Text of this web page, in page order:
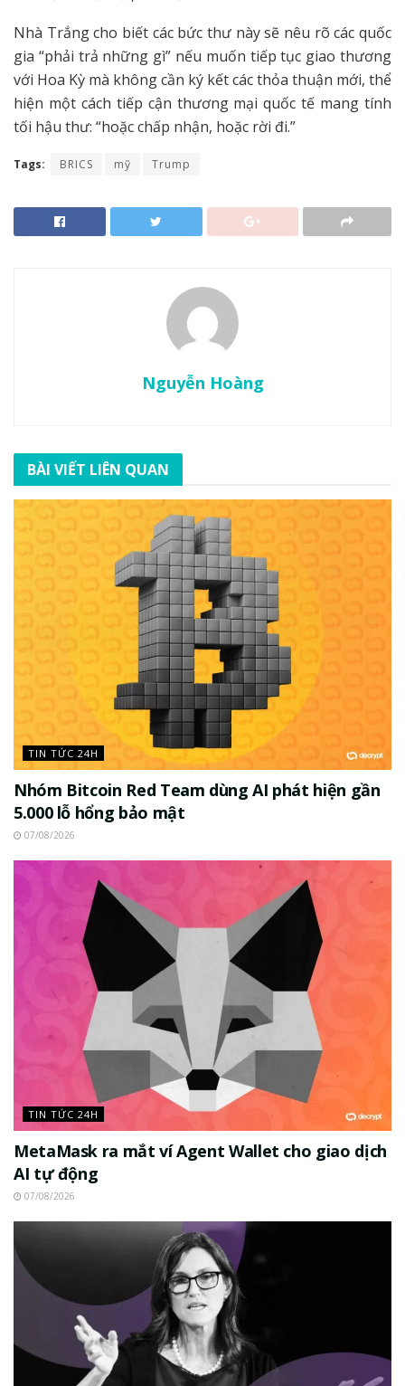
Nhà Trắng cho biết các bức thư này sẽ nêu rõ các quốc
gia “phải trả những gì” nếu muốn tiếp tục giao thương
với Hoa Kỳ mà không cần ký kết các thỏa thuận mới, thể
hiện một cách tiếp cận thương mại quốc tế mang tính
tối hậu thư: “hoặc chấp nhận, hoặc rời đi.”
Tags: BRICS mỹ Trump
Nguyễn Hoàng
BÀI VIẾT LIÊN QUAN
TIN TỨC 24H
Nhóm Bitcoin Red Team dùng AI phát hiện gần
5.000 lỗ hổng bảo mật
07/08/2026
TIN TỨC 24H
MetaMask ra mắt ví Agent Wallet cho giao dịch
AI tự động
07/08/2026